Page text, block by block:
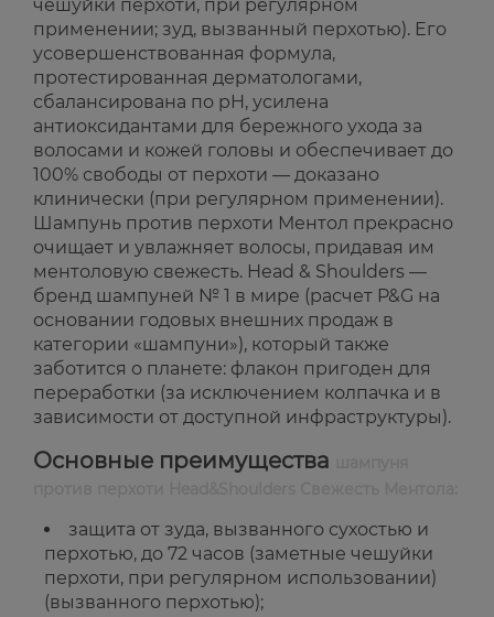
чешуйки перхоти, при регулярном
применении; зуд, вызванный перхотью). Его
усовершенствованная формула,
протестированная дерматологами,
сбалансирована по pH, усилена
антиоксидантами для бережного ухода за
волосами и кожей головы и обеспечивает до
100% свободы от перхоти — доказано
клинически (при регулярном применении).
Шампунь против перхоти Ментол прекрасно
очищает и увлажняет волосы, придавая им
ментоловую свежесть. Head & Shoulders —
бренд шампуней № 1 в мире (расчет P&G на
основании годовых внешних продаж в
категории «шампуни»), который также
заботится о планете: флакон пригоден для
переработки (за исключением колпачка и в
зависимости от доступной инфраструктуры).
Основные преимущества
защита от зуда, вызванного сухостью и
перхотью, до 72 часов (заметные чешуйки
перхоти, при регулярном использовании)
(вызванного перхотью);